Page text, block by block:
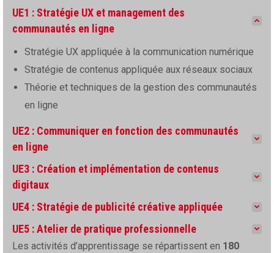
UE1 : Stratégie UX et management des
communautés en ligne
Stratégie UX appliquée à la communication numérique
Stratégie de contenus appliquée aux réseaux sociaux
Théorie et techniques de la gestion des communautés
en ligne
UE2 : Communiquer en fonction des communautés
en ligne
UE3 : Création et implémentation de contenus
digitaux
UE4 : Stratégie de publicité créative appliquée
UE5 : Atelier de pratique professionnelle
Les activités d’apprentissage se répartissent en 180